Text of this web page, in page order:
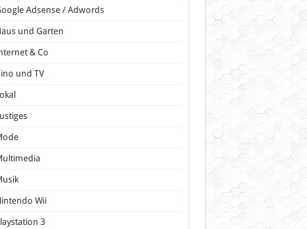
Adsense / Adwords
und Garten
& Co
und TV
Wii
3